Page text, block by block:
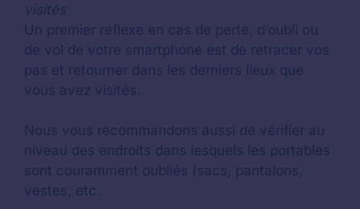
visités
Un premier réflexe en cas de perte, d’oubli ou
de vol de votre smartphone est de retracer vos
pas et retourner dans les derniers lieux que
vous avez visités.
Nous vous recommandons aussi de vérifier au
niveau des endroits dans lesquels les portables
sont couramment oubliés (sacs, pantalons,
vestes, etc.